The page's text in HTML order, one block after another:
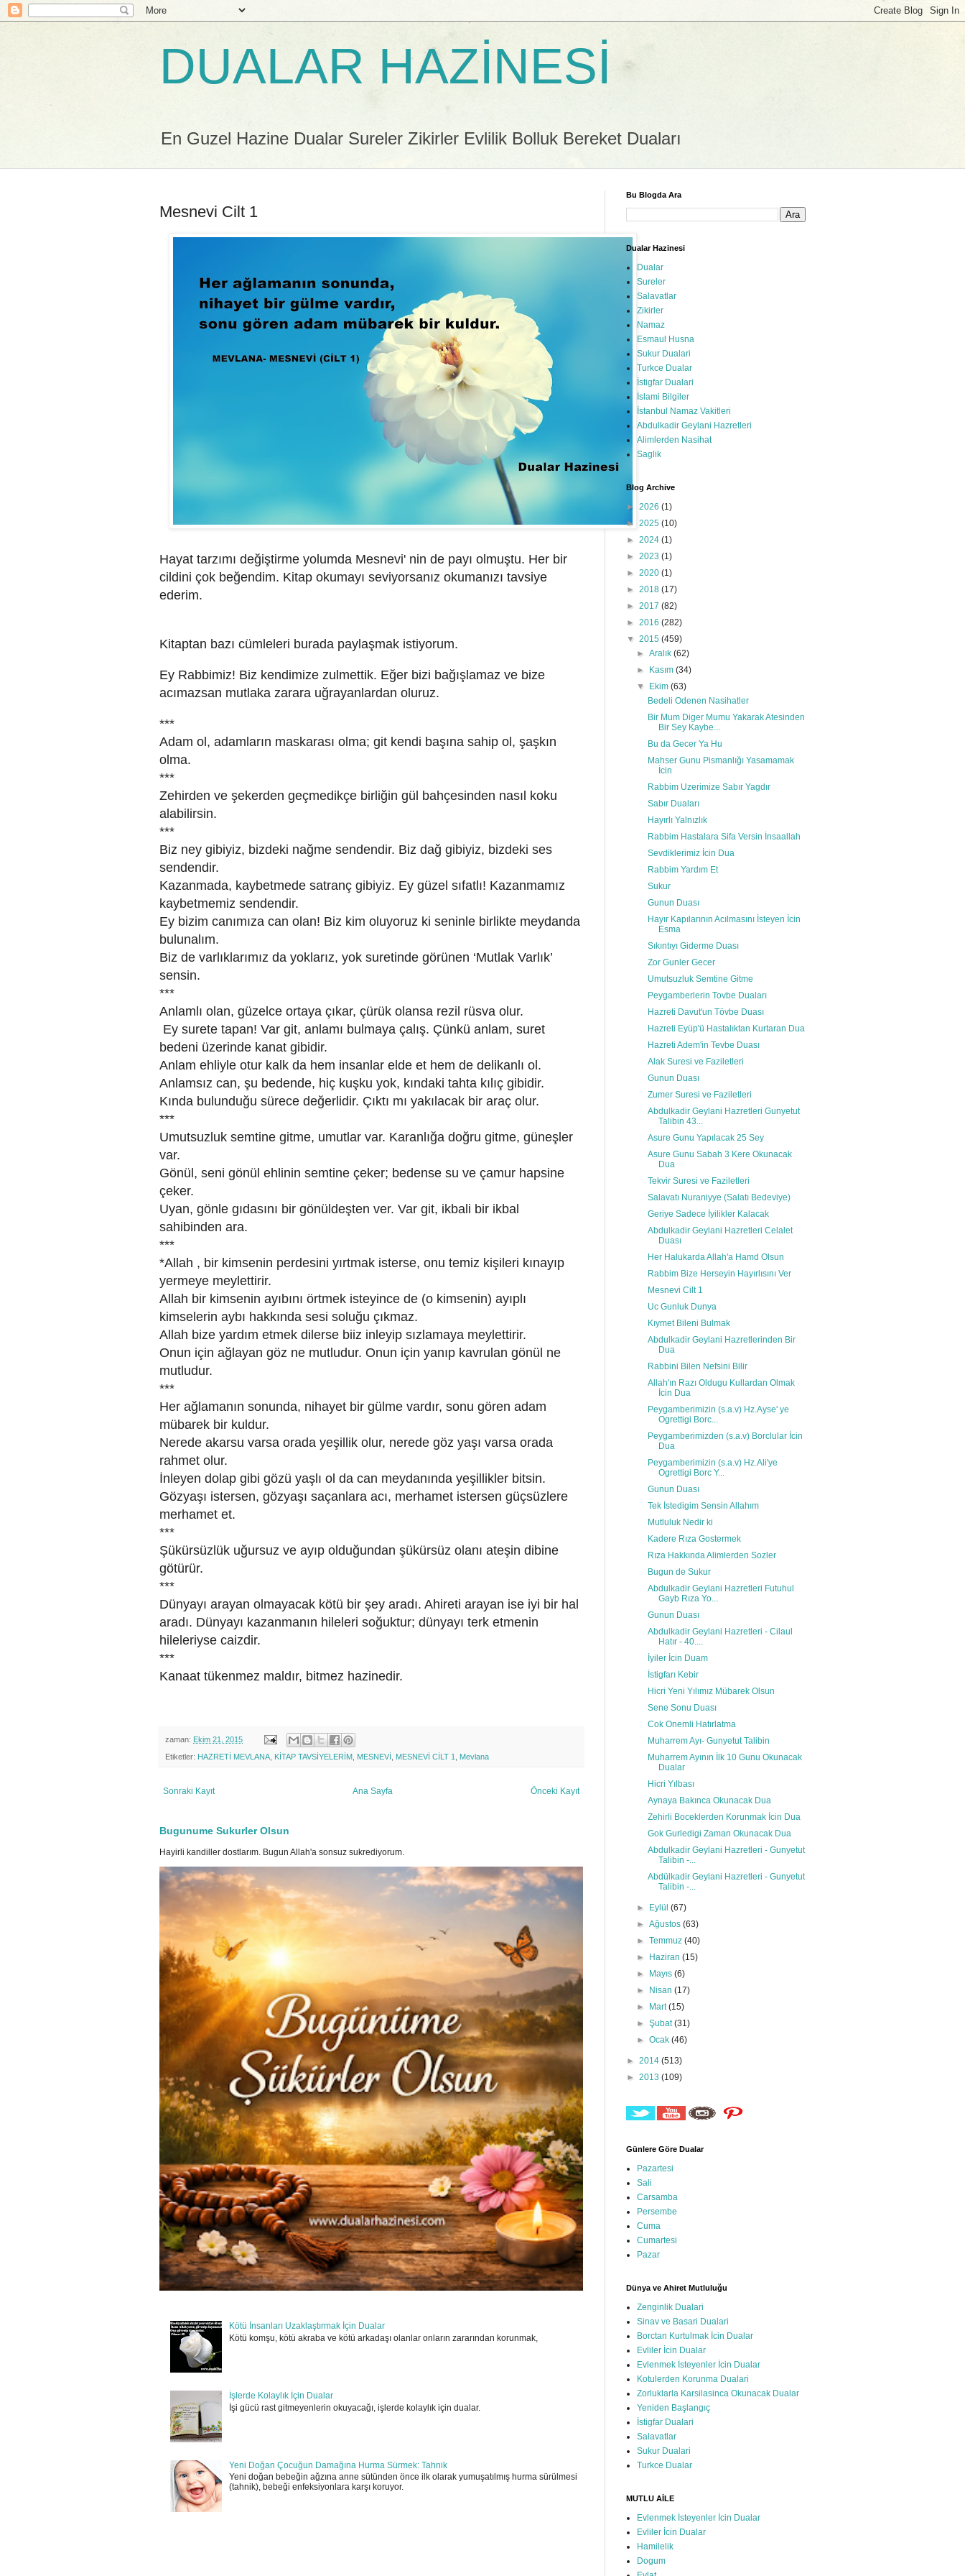
DUALAR HAZİNESİ
En Guzel Hazine Dualar Sureler Zikirler Evlilik Bolluk Bereket Duaları
Mesnevi Cilt 1
Hayat tarzımı değiştirme yolumda Mesnevi' nin de payı olmuştu. Her bir
cildini çok beğendim. Kitap okumayı seviyorsanız okumanızı tavsiye
ederim.
Kitaptan bazı cümleleri burada paylaşmak istiyorum.
Ey Rabbimiz! Biz kendimize zulmettik. Eğer bizi bağışlamaz ve bize
acımazsan mutlaka zarara uğrayanlardan oluruz.
***
Adam ol, adamların maskarası olma; git kendi başına sahip ol, şaşkın
olma.
***
Zehirden ve şekerden geçmedikçe birliğin gül bahçesinden nasıl koku
alabilirsin.
***
Biz ney gibiyiz, bizdeki nağme sendendir. Biz dağ gibiyiz, bizdeki ses
sendendir.
Kazanmada, kaybetmede satranç gibiyiz. Ey güzel sıfatlı! Kazanmamız
kaybetmemiz sendendir.
Ey bizim canımıza can olan! Biz kim oluyoruz ki seninle birlikte meydanda
bulunalım.
Biz de varlıklarımız da yoklarız, yok suretinde görünen ‘Mutlak Varlık’
sensin.
***
Anlamlı olan, güzelce ortaya çıkar, çürük olansa rezil rüsva olur.
Ey surete tapan! Var git, anlamı bulmaya çalış. Çünkü anlam, suret
bedeni üzerinde kanat gibidir.
Anlam ehliyle otur kalk da hem insanlar elde et hem de delikanlı ol.
Anlamsız can, şu bedende, hiç kuşku yok, kındaki tahta kılıç gibidir.
Kında bulunduğu sürece değerlidir. Çıktı mı yakılacak bir araç olur.
***
Umutsuzluk semtine gitme, umutlar var. Karanlığa doğru gitme, güneşler
var.
Gönül, seni gönül ehlinin semtine çeker; bedense su ve çamur hapsine
çeker.
Uyan, gönle gıdasını bir gönüldeşten ver. Var git, ikbali bir ikbal
sahibinden ara.
***
*Allah , bir kimsenin perdesini yırtmak isterse, onu temiz kişileri kınayıp
yermeye meylettirir.
Allah bir kimsenin ayıbını örtmek isteyince de (o kimsenin) ayıplı
kimselerin aybı hakkında sesi soluğu çıkmaz.
Allah bize yardım etmek dilerse biiz inleyip sızlamaya meylettirir.
Onun için ağlayan göz ne mutludur. Onun için yanıp kavrulan gönül ne
mutludur.
***
Her ağlamanın sonunda, nihayet bir gülme vardır, sonu gören adam
mübarek bir kuldur.
Nerede akarsu varsa orada yeşillik olur, nerede göz yaşı varsa orada
rahmet olur.
İnleyen dolap gibi gözü yaşlı ol da can meydanında yeşillikler bitsin.
Gözyaşı istersen, gözyaşı saçanlara acı, merhamet istersen güçsüzlere
merhamet et.
***
Şükürsüzlük uğursuz ve ayıp olduğundan şükürsüz olanı ateşin dibine
götürür.
***
Dünyayı arayan olmayacak kötü bir şey aradı. Ahireti arayan ise iyi bir hal
aradı. Dünyayı kazanmanın hileleri soğuktur; dünyayı terk etmenin
hileleriyse caizdir.
***
Kanaat tükenmez maldır, bitmez hazinedir.
zaman: Ekim 21, 2015
Etiketler: HAZRETİ MEVLANA KİTAP TAVSİYELERİM MESNEVİ MESNEVİ CİLT 1 Mevlana
Sonraki Kayıt Önceki Kayıt
Ana Sayfa
Bugunume Sukurler Olsun
Hayirli kandiller dostlarım. Bugun Allah'a sonsuz sukrediyorum.
Kötü İnsanları Uzaklaştırmak İçin Dualar
Kötü komşu, kötü akraba ve kötü arkadaşı olanlar onların zararından korunmak,
İşlerde Kolaylık İçin Dualar
İşi gücü rast gitmeyenlerin okuyacağı, işlerde kolaylık için dualar.
Yeni Doğan Çocuğun Damağına Hurma Sürmek: Tahnik
Yeni doğan bebeğin ağzına anne sütünden önce ilk olarak yumuşatılmış hurma sürülmesi
(tahnik), bebeği enfeksiyonlara karşı koruyor.
Bu Blogda Ara
Dualar Hazinesi
Dualar
Sureler
Salavatlar
Zikirler
Namaz
Esmaul Husna
Sukur Dualari
Turkce Dualar
İstigfar Dualari
İslami Bilgiler
İstanbul Namaz Vakitleri
Abdulkadir Geylani Hazretleri
Alimlerden Nasihat
Saglik
Blog Archive
► 2026 (1)
► 2025 (10)
► 2024 (1)
► 2023 (1)
► 2020 (1)
► 2018 (17)
► 2017 (82)
► 2016 (282)
▼ 2015 (459)
►Aralık(62)
►
Kasım(34)
▼
Ekim(63)
Bedeli Odenen Nasihatler
Bir Mum Diger Mumu Yakarak Atesinden
Bir Sey Kaybe...
Bu da Gecer Ya Hu
Mahser Gunu Pismanlığı Yasamamak
İcin
Rabbim Uzerimize Sabır Yagdır
Sabır Duaları
Hayırlı Yalnızlık
Rabbim Hastalara Sifa Versin İnsaallah
Sevdiklerimiz İcin Dua
Rabbim Yardım Et
Sukur
Gunun Duası
Hayır Kapılarının Acılmasını İsteyen İcin
Esma
Sıkıntıyı Giderme Duası
Zor Gunler Gecer
Umutsuzluk Semtine Gitme
Peygamberlerin Tovbe Duaları
Hazreti Davut'un Tövbe Duası
Hazreti Eyüp'ü Hastalıktan Kurtaran Dua
Hazreti Adem'in Tevbe Duası
Alak Suresi ve Faziletleri
Gunun Duası
Zumer Suresi ve Faziletleri
Abdulkadir Geylani Hazretleri Gunyetut
Talibin 43...
Asure Gunu Yapılacak 25 Sey
Asure Gunu Sabah 3 Kere Okunacak
Dua
Tekvir Suresi ve Faziletleri
Salavatı Nuraniyye (Salatı Bedeviye)
Geriye Sadece İyilikler Kalacak
Abdulkadir Geylani Hazretleri Celalet
Duası
Her Halukarda Allah'a Hamd Olsun
Rabbim Bize Herseyin Hayırlısını Ver
Mesnevi Cilt 1
Uc Gunluk Dunya
Kıymet Bileni Bulmak
Abdulkadir Geylani Hazretlerinden Bir
Dua
Rabbini Bilen Nefsini Bilir
Allah'ın Razı Oldugu Kullardan Olmak
İcin Dua
Peygamberimizin (s.a.v) Hz.Ayse' ye
Ogrettigi Borc...
Peygamberimizden (s.a.v) Borclular İcin
Dua
Peygamberimizin (s.a.v) Hz.Ali'ye
Ogrettigi Borc Y...
Gunun Duası
Tek İstedigim Sensin Allahım
Mutluluk Nedir ki
Kadere Rıza Gostermek
Rıza Hakkında Alimlerden Sozler
Bugun de Sukur
Abdulkadir Geylani Hazretleri Futuhul
Gayb Rıza Yo...
Gunun Duası
Abdulkadir Geylani Hazretleri - Cilaul
Hatır - 40....
İyiler İcin Duam
İstigfarı Kebir
Hicri Yeni Yılımız Mübarek Olsun
Sene Sonu Duası
Cok Onemli Hatırlatma
Muharrem Ayı- Gunyetut Talibin
Muharrem Ayının İlk 10 Gunu Okunacak
Dualar
Hicri Yılbası
Aynaya Bakınca Okunacak Dua
Zehirli Boceklerden Korunmak İcin Dua
Gok Gurledigi Zaman Okunacak Dua
Abdulkadir Geylani Hazretleri - Gunyetut
Talibin -...
Abdülkadir Geylani Hazretleri - Gunyetut
Talibin -...
► Eylül(67)
►Ağustos(63)
►Temmuz(40)
►
Haziran(15)
►
Mayıs(6)
►
Nisan(17)
►
Mart(15)
►Şubat(31)
►Ocak(46)
► 2014 (513)
► 2013 (109)
Günlere Göre Dualar
Pazartesi
Sali
Carsamba
Persembe
Cuma
Cumartesi
Pazar
Dünya ve Ahiret Mutluluğu
Zenginlik Dualari
Sinav ve Basari Dualari
Borctan Kurtulmak İcin Dualar
Evliler İcin Dualar
Evlenmek İsteyenler İcin Dualar
Kotulerden Korunma Dualari
Zorluklarla Karsilasinca Okunacak Dualar
Yeniden Başlangıç
İstigfar Dualari
Salavatlar
Sukur Dualari
Turkce Dualar
MUTLU AİLE
Evlenmek İsteyenler İcin Dualar
Evliler İcin Dualar
Hamilelik
Dogum